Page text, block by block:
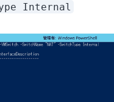
Internal